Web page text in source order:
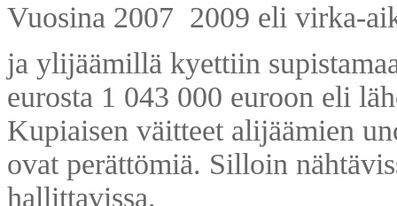
Vuosina 2007  2009 eli virka-
ja ylijäämillä kyettiin
eurosta 1 043 000 euroon eli
Kupiaisen väitteet alijäämien
ovat perättömiä. Silloin
hallittavissa.